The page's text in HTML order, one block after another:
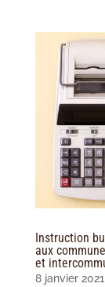
Instruction
aux
et
8 janvier 2021